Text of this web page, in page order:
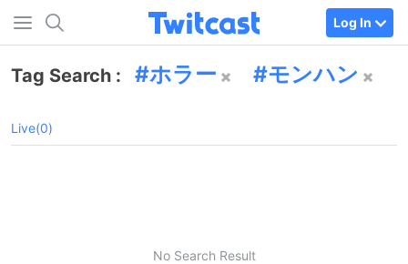
Log In
Tag Search : ホラー モンハン
Live(0)
No Search Result